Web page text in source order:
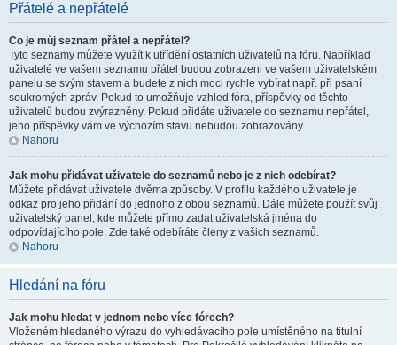
Přátelé a nepřátelé
Co je můj seznam přátel a nepřátel?
Tyto seznamy můžete využít k utřídění ostatních uživatelů na fóru. Například
uživatelé ve vašem seznamu přátel budou zobrazeni ve vašem uživatelském
panelu se svým stavem a budete z nich moci rychle vybírat např. při psaní
soukromých zpráv. Pokud to umožňuje vzhled fóra, příspěvky od těchto
uživatelů budou zvýrazněny. Pokud přidáte uživatele do seznamu nepřátel,
jeho příspěvky vám ve výchozím stavu nebudou zobrazovány.
Nahoru
Jak mohu přidávat uživatele do seznamů nebo je z nich odebírat?
Můžete přidávat uživatele dvěma způsoby. V profilu každého uživatele je
odkaz pro jeho přidání do jednoho z obou seznamů. Dále můžete použít svůj
uživatelský panel, kde můžete přímo zadat uživatelská jména do
odpovídajícího pole. Zde také odebíráte členy z vašich seznamů.
Nahoru
Hledání na fóru
Jak mohu hledat v jednom nebo více fórech?
Vloženém hledaného výrazu do vyhledávacího pole umístěného na titulní